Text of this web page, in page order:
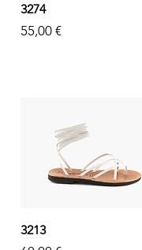
3274
Prezzo
55,00 €
3213